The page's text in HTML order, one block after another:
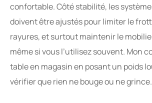
confortable. Côté stabilité, les
doivent être ajustés pour limiter le
rayures, et surtout maintenir le
même si vous l’utilisez souvent. Mon
table en magasin en posant un poids
vérifier que rien ne bouge ou ne grince.